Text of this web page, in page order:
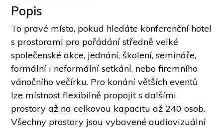
Popis
To pravé místo, pokud hledáte konferenční hotel
s prostorami pro pořádání středně velké
společenské akce, jednání, školení, semináře,
formální i neformální setkání, nebo firemního
vánočního večírku. Pro konání větších eventů
lze místnost flexibilně propojit s dalšími
prostory až na celkovou kapacitu až 240 osob.
Všechny prostory jsou vybavené audiovizuální